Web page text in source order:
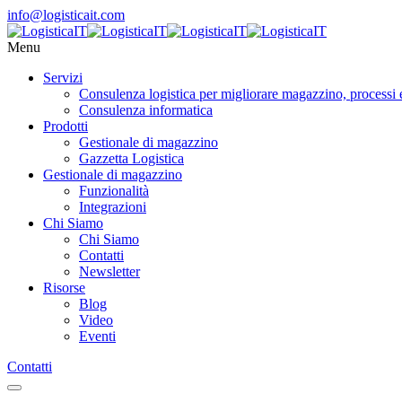
info@logisticait.com
Menu
Servizi
Consulenza logistica per migliorare magazzino,
Consulenza informatica
Prodotti
Gestionale di magazzino
Gazzetta Logistica
Gestionale di magazzino
Funzionalità
Integrazioni
Chi Siamo
Chi Siamo
Contatti
Newsletter
Risorse
Blog
Video
Eventi
Contatti